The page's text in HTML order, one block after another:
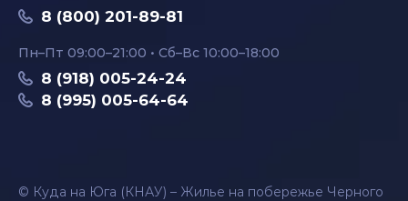
8 (800) 201-89-81
Пн–Пт 09:00–21:00 • Сб–Вс 10:00–18:00
8 (918) 005-24-24
8 (995) 005-64-64
© Куда на Юга (КНАУ) – Жилье на побережье Черного